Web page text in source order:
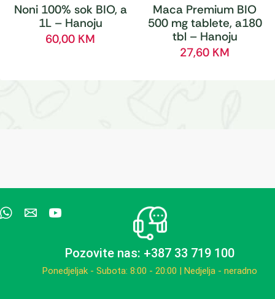
Noni 100% sok BIO, a
1L – Hanoju
60,00 KM
Maca Premium BIO
500 mg tablete, a180
tbl – Hanoju
27,60 KM
Pozovite nas: +387 33 719 100
Ponedjeljak - Subota: 8:00 - 20:00 | Nedjelja - neradno